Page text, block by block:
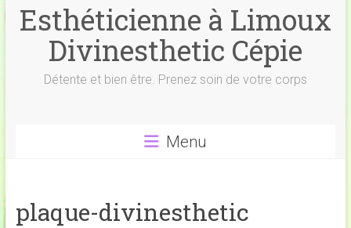
Esthéticienne à Limoux
Divinesthetic Cépie
Détente et bien être. Prenez soin de votre corps
Menu
plaque-divinesthetic